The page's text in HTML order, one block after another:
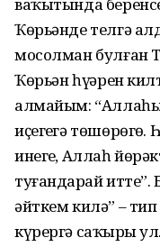
Ҡөрьәнде телгә
мосолман булған
Ҡөрьән һүҙҙәрен
алмайым: “Аллаһы
иҫегеҙгә
инегеҙ, Аллаһ
туғандарҙай
әйткем килә” –
күрергә саҡырҙы ул.